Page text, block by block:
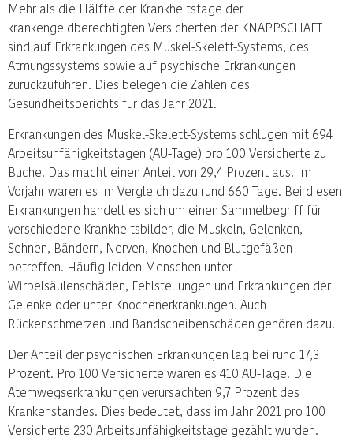
Mehr als die Hälfte der Krankheitstage der
krankengeldberechtigten Versicherten der KNAPPSCHAFT
sind auf Erkrankungen des Muskel-Skelett-Systems, des
Atmungssystems sowie auf psychische Erkrankungen
zurückzuführen. Dies belegen die Zahlen des
Gesundheitsberichts für das Jahr 2021.
Erkrankungen des Muskel-Skelett-Systems schlugen mit 694
Arbeitsunfähigkeitstagen (AU-Tage) pro 100 Versicherte zu
Buche. Das macht einen Anteil von 29,4 Prozent aus. Im
Vorjahr waren es im Vergleich dazu rund 660 Tage. Bei diesen
Erkrankungen handelt es sich um einen Sammelbegriff für
verschiedene Krankheitsbilder, die Muskeln, Gelenken,
Sehnen, Bändern, Nerven, Knochen und Blutgefäßen
betreffen. Häufig leiden Menschen unter
Wirbelsäulenschäden, Fehlstellungen und Erkrankungen der
Gelenke oder unter Knochenerkrankungen. Auch
Rückenschmerzen und Bandscheibenschäden gehören dazu.
Der Anteil der psychischen Erkrankungen lag bei rund 17,3
Prozent. Pro 100 Versicherte waren es 410 AU-Tage. Die
Atemwegserkrankungen verursachten 9,7 Prozent des
Krankenstandes. Dies bedeutet, dass im Jahr 2021 pro 100
Versicherte 230 Arbeitsunfähigkeitstage gezählt wurden.